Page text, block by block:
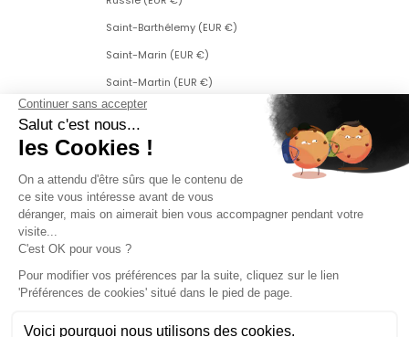
Saint-Barthélemy (EUR €)
Saint-Marin (EUR €)
Saint-Martin (EUR €)
Saint-Martin (partie néerlandaise) (ANG ƒ)
Saint-Pierre-et-Miquelon (EUR €)
Singapour (SGD $)
Slovaquie (EUR €)
Slovénie (EUR €)
Suède (SEK kr)
Suisse (CHF CHF)
Svalbard et Jan Mayen (EUR €)